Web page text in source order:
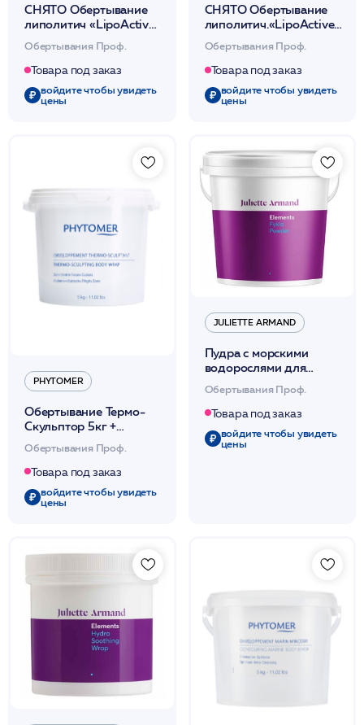
СНЯТО Обертывание
липолитич «LipoActive
TermoContrast»
(стимулирующее д/
тела) 1000мл/Stella
Marina*
Обертывания Проф.
Товара под заказ
войдите чтобы увидеть
цены
СНЯТО Обертывание
липолитич.«LipoActive
TermoContrast»
(стимулирующее д/
тела) 500мл /Stella
Marina*
Обертывания Проф.
Товара под заказ
войдите чтобы увидеть
цены
PHYTOMER
Обертывание Термо-
Скульптор 5кг +
Паратермическая
бумага 1.6*25м /
PHYTOMER*
Обертывания Проф.
Товара под заказ
войдите чтобы увидеть
цены
JULIETTE ARMAND
Пудра с морскими
водорослями для
обёртывания,
лимфодренажная 1,2кг
/JA
Обертывания Проф.
Товара под заказ
войдите чтобы увидеть
цены